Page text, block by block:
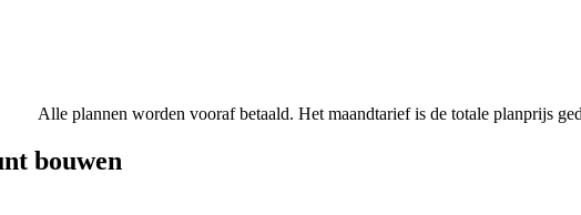
Alle plannen worden vooraf betaald. Het maandtarief is de totale planprijs
bouwen